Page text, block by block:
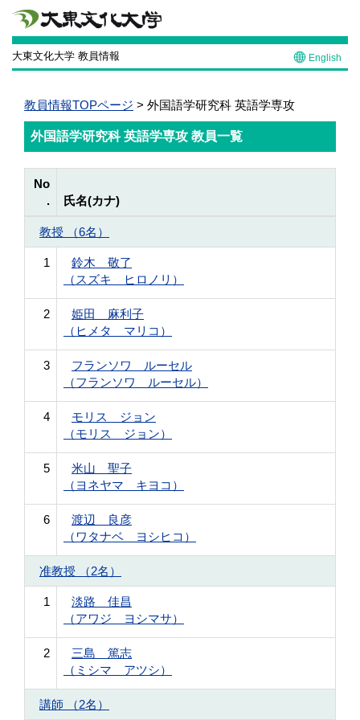
大東文化大学 教員情報 English
教員情報TOPページ > 外国語学研究科 英語学専攻
外国語学研究科 英語学専攻 教員一覧
No
.
氏名(カナ)
教授 （6名）
1
鈴木 敬了
（スズキ ヒロノリ）
2
姫田 麻利子
（ヒメタ マリコ）
3
フランソワ ルーセル
（フランソワ ルーセル）
4
モリス ジョン
（モリス ジョン）
5
米山 聖子
（ヨネヤマ キヨコ）
6
渡辺 良彦
（ワタナベ ヨシヒコ）
准教授 （2名）
1
淡路 佳昌
（アワジ ヨシマサ）
2
三島 篤志
（ミシマ アツシ）
講師 （2名）